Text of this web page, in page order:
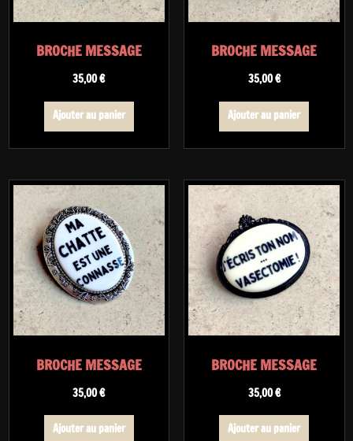
BROCHE MESSAGE
35,00€
Ajouter au panier
BROCHE MESSAGE
35,00€
Ajouter au panier
BROCHE MESSAGE
35,00€
Ajouter au panier
BROCHE MESSAGE
35,00€
Ajouter au panier